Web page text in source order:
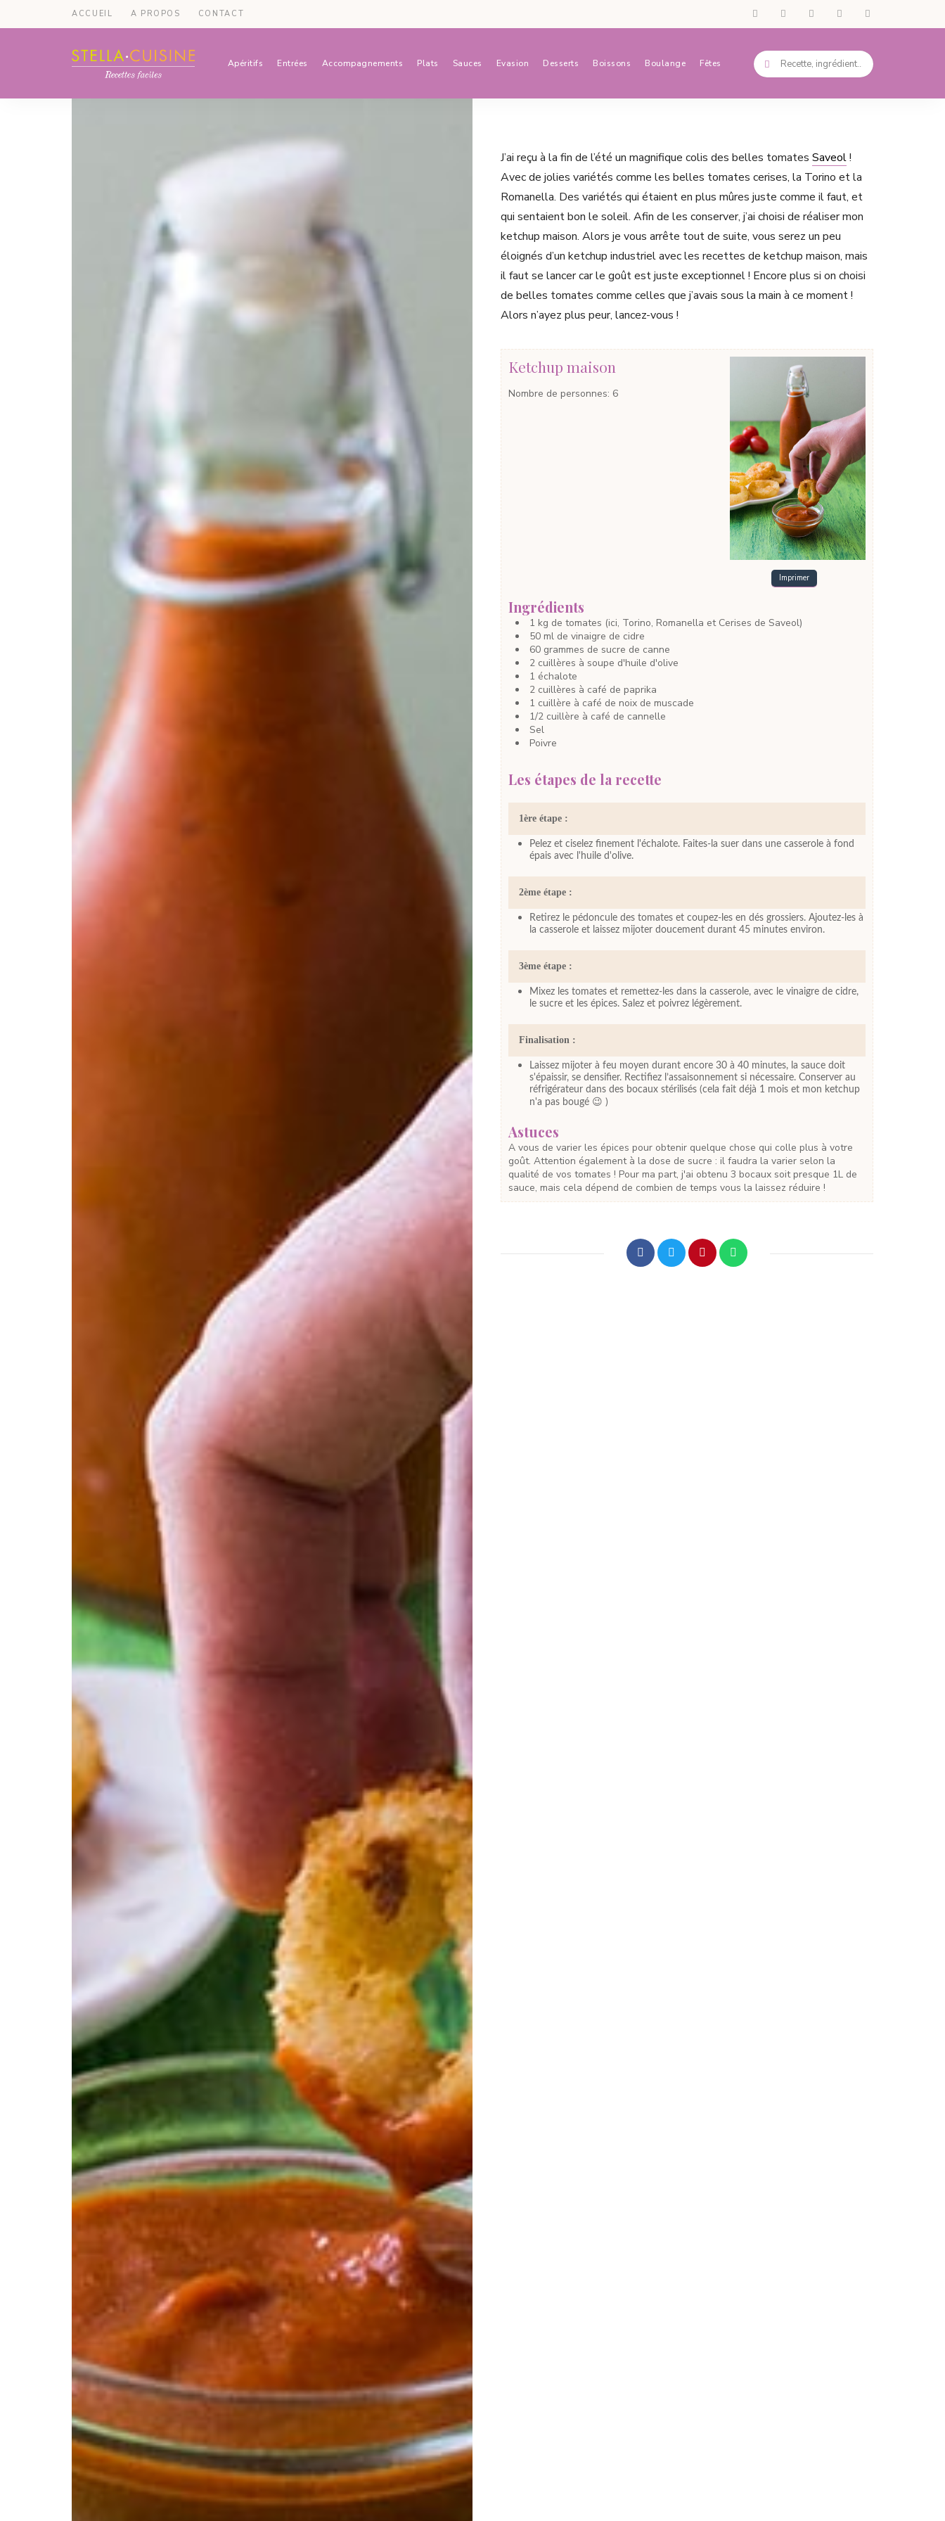
ACCUEIL A PROPOS CONTACT
Recettes
végétariennes
Recettes
Apéritifs Entrées Accompagnements Plats Sauces Evasion Desserts Boissons Boulange Fêtes
J’ai reçu à la fin de l’été un magnifique colis des belles tomates Saveol!
Avec de jolies variétés comme les belles tomates cerises, la Torino et la
Romanella. Des variétés qui étaient en plus mûres juste comme il faut, et
qui sentaient bon le soleil. Afin de les conserver, j’ai choisi de réaliser mon
ketchup maison. Alors je vous arrête tout de suite, vous serez un peu
éloignés d’un ketchup industriel avec les recettes de ketchup maison, mais
il faut se lancer car le goût est juste exceptionnel ! Encore plus si on choisi
de belles tomates comme celles que j’avais sous la main à ce moment !
Alors n’ayez plus peur, lancez-vous !
Imprimer
Ketchup maison
Nombre de personnes: 6
Ingrédients
1 kg de tomates (ici, Torino, Romanella et Cerises de Saveol)
50 ml de vinaigre de cidre
60 grammes de sucre de canne
2 cuillères à soupe d'huile d'olive
1 échalote
2 cuillères à café de paprika
1 cuillère à café de noix de muscade
1/2 cuillère à café de cannelle
Sel
Poivre
Les étapes de la recette
1ère étape :
Pelez et ciselez finement l'échalote. Faites-la suer dans une casserole à fond
épais avec l'huile d'olive.
2ème étape :
Retirez le pédoncule des tomates et coupez-les en dés grossiers. Ajoutez-les à
la casserole et laissez mijoter doucement durant 45 minutes environ.
3ème étape :
Mixez les tomates et remettez-les dans la casserole, avec le vinaigre de cidre,
le sucre et les épices. Salez et poivrez légèrement.
Finalisation :
Laissez mijoter à feu moyen durant encore 30 à 40 minutes, la sauce doit
s'épaissir, se densifier. Rectifiez l’assaisonnement si nécessaire. Conserver au
réfrigérateur dans des bocaux stérilisés (cela fait déjà 1 mois et mon ketchup
n'a pas bougé 😉 )
Astuces
A vous de varier les épices pour obtenir quelque chose qui colle plus à votre
goût. Attention également à la dose de sucre : il faudra la varier selon la
qualité de vos tomates ! Pour ma part, j'ai obtenu 3 bocaux soit presque 1L de
sauce, mais cela dépend de combien de temps vous la laissez réduire !